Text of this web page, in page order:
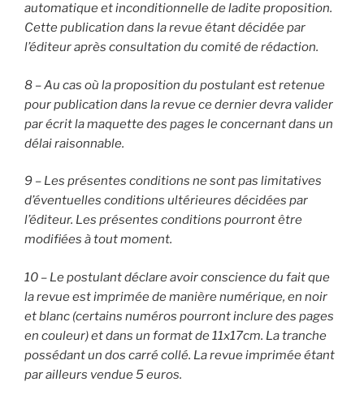
automatique et inconditionnelle de ladite proposition.
Cette publication dans la revue étant décidée par
l’éditeur après consultation du comité de rédaction.
8 – Au cas où la proposition du postulant est retenue
pour publication dans la revue ce dernier devra valider
par écrit la maquette des pages le concernant dans un
délai raisonnable.
9 – Les présentes conditions ne sont pas limitatives
d’éventuelles conditions ultérieures décidées par
l’éditeur. Les présentes conditions pourront être
modifiées à tout moment.
10 – Le postulant déclare avoir conscience du fait que
la revue est imprimée de manière numérique, en noir
et blanc (certains numéros pourront inclure des pages
en couleur) et dans un format de 11x17cm. La tranche
possédant un dos carré collé. La revue imprimée étant
par ailleurs vendue 5 euros.